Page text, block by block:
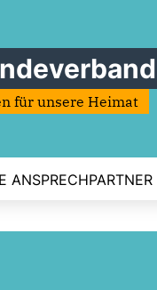
für unsere Heimat
ANSPRECHPARTNER